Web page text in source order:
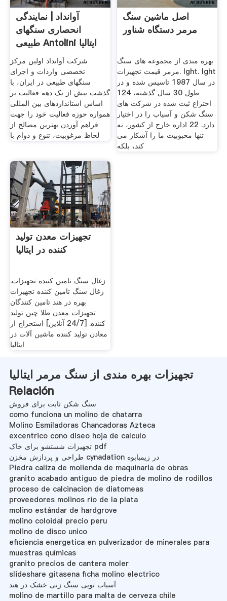
آوانداد | نمایندگی
انحصاری سنگهای
طبیعی Antolini ایتالیا
شرکت آوانداد اولین مرکز
تخصصی واردات و اجرای
سنگهای طبیعی در ایران، با
گذشت بیش از یک دهه فعالیت بر
اساس استانداردهای بین المللی
همواره حوزه فعالیت خود را جهت
فراهم آوردن بهترین مصالح از
لحاظ مرغوبیت، تنوع و دوام با
اصل ماشین سنگ
مرمر دستگاه شناور
بهره مندی از مجموعه های سنگ
مرمر قیمت تجهیزات. lght. lght
در سال 1987 تاسیس شده و در
طول 30 سال گذشته، 124
اختراع ثبت شده در شركت های
سنگ شكن و آسیاب را در اختیار
دارد. 22 اداره خارج از کشور، نه
تنها محبوبیت ما را آشکار می
کند، بلکه
تجهیزات معدن تولید
کننده در ایتالیا
زغال سنگ تامین کننده تجهیزات.
زغال سنگ تامین کننده تجهیزات
بهره در هند تامین کنندگان
تجهیزات معدن طلا چین تولید
کننده. [24/7 آنلاین] استخراج از
معادن تولید کننده ماشین آلات در
ایتالیا
تجهیزات بهره مندی از سنگ مرمر ایتالیا
Relación
سنگ شکن ثابت برای فروش
como funciona un molino de chatarra
Molino Esmiladoras Chancadoras Azteca
excentrico cono diseo hoja de calculo
تجهیزات شستشو برای خاک pdf
طراحی و پردازش مخزن cynadation در زیمبابوه
Piedra caliza de molienda de maquinaria de obras
granito acabado antiguo de piedra de molino de rodillos
proceso de calcinacion de diatomeas
proveedores molinos rio de la plata
molino estándar de hardgrove
molino coloidal precio peru
molino de disco unico
eficiencia energetica en pulverizador de minerales para
muestras químicas
granito precios de cantera moler
slideshare gitasena ficha molino electrico
آسیاب توپی سنگ زنی خشک در هند
molino de martillo para malta de cerveza chile